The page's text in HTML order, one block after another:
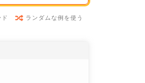
ド ランダムな例を使う